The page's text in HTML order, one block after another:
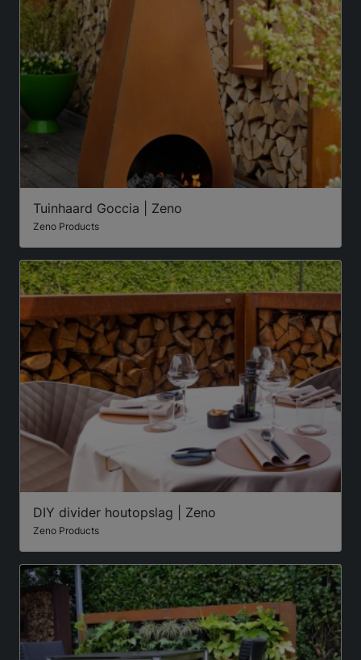
Tuinhaard Goccia | Zeno
Zeno Products
DIY divider houtopslag | Zeno
Zeno Products